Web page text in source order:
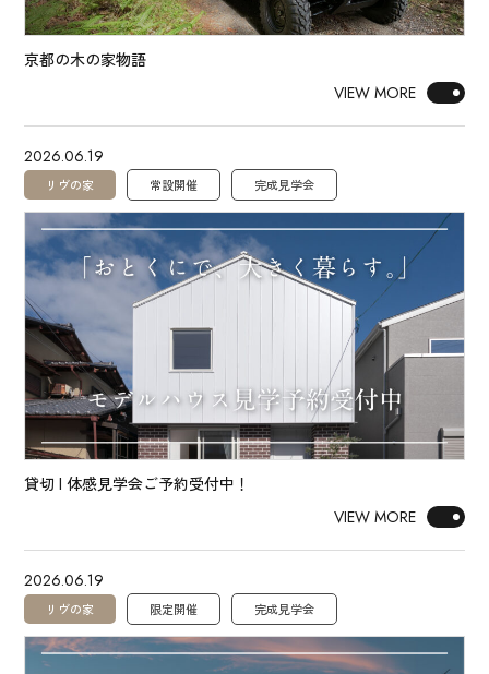
京都の木の家物語
VIEW MORE
2026.06.19
リヴの家 常設開催 完成見学会
貸切 | 体感見学会ご予約受付中！
VIEW MORE
2026.06.19
リヴの家 限定開催 完成見学会